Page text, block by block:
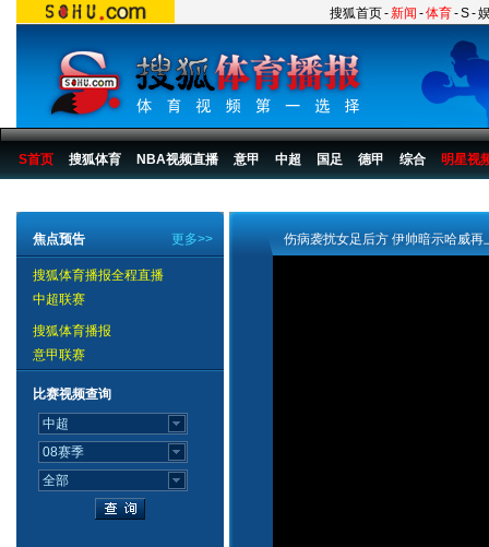
搜狐首页-新闻 -体育-S-
S首页 搜狐体育 NBA视频直播 意甲 中超 国足 德甲 综合 明星视
更多>>
焦点预告
搜狐体育播报全程直播
中超联赛
搜狐体育播报
意甲联赛
比赛视频查询
伤病袭扰女足后方 伊帅暗示哈威再